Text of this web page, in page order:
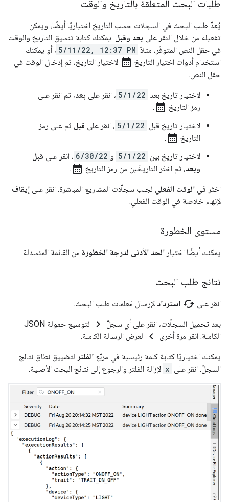
طلبات البحث المتعلقة بالتاريخ والوقت
يُعدّ طلب البحث في السجلات حسب التاريخ اختياريًا أيضًا، ويمكن
تفعيله من خلال النقر على بعد وقبل. يمكنك كتابة تنسيق التاريخ والوقت
في حقل النص المتوفّر، مثلاً 5/11/22, 12:37 PM ، أو يمكنك
استخدام أدوات اختيار التاريخ calendar_month لاختيار التاريخ، ثم إدخال الوقت في
حقل النص.
لاختيار تاريخ بعد 5/1/22 ، انقر على بعد، ثم انقر على
رمز التاريخ calendar_month
.
لاختيار تاريخ قبل
5/1/22 ، انقر على قبل ثم على رمز
التاريخ calendar_month
.
لاختيار تاريخ بين
5/1/22 و 6/30/22 ، انقر على قبل
وبعد، ثم اختَر التاريخَين من رمز التاريخ calendar_month
.
اختَر في الوقت الفعلي لجلب سجلّات المشاريع المباشرة. انقر على إيقاف
لإنهاء خلاصة في الوقت الفعلي.
مستوى الخطورة
يمكنك أيضًا اختيار الحد الأدنى لدرجة الخطورة من القائمة المنسدلة.
نتائج طلب البحث
انقر على cached استرداد لإرسال مَعلمات طلب البحث.
بعد تحميل السجلّات، انقر على أي سجلّ chevron_right
لتوسيع حمولة JSON
الكاملة. انقر مرة أخرى
chevron_left لعرض الرسالة الكاملة.
يمكنك اختياريًا كتابة كلمة رئيسية في مربّع الفلتر لتضييق نطاق نتائج
السجلّ. انقر على
x لإزالة الفلتر والرجوع إلى نتائج البحث الأصلية.